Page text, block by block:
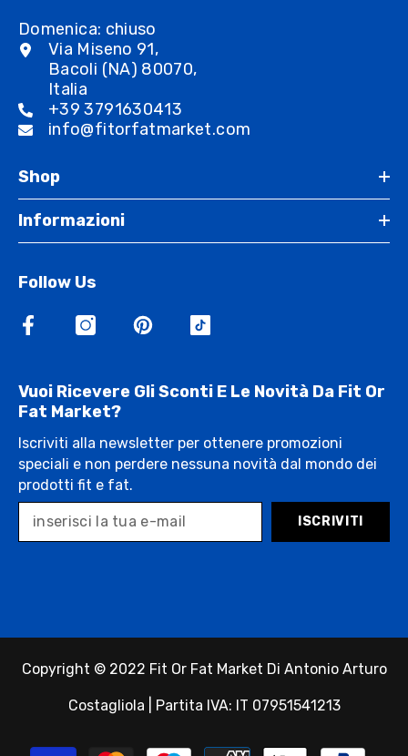
Domenica: chiuso
Via Miseno 91,
Bacoli (NA) 80070,
Italia
+39 3791630413
info@fitorfatmarket.com
Shop
Informazioni
Follow Us
Vuoi Ricevere Gli Sconti E Le Novità Da Fit Or
Fat Market?
Iscriviti alla newsletter per ottenere promozioni
speciali e non perdere nessuna novità dal mondo dei
prodotti fit e fat.
ISCRIVITI
Copyright © 2022 Fit Or Fat Market Di Antonio Arturo
Costagliola | Partita IVA: IT 07951541213
Payment